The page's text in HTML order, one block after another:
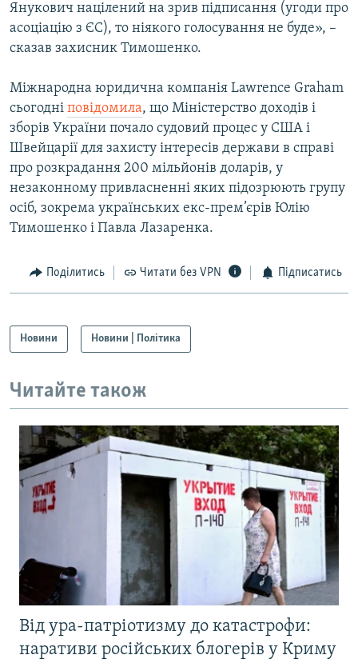
Янукович націлений на зрив підписання (угоди про
асоціацію з ЄС), то ніякого голосування не буде», –
сказав захисник Тимошенко.
Міжнародна юридична компанія Lawrence Graham
сьогодні повідомила, що Міністерство доходів і
зборів України почало судовий процес у США і
Швейцарії для захисту інтересів держави в справі
про розкрадання 200 мільйонів доларів, у
незаконному привласненні яких підозрюють групу
осіб, зокрема українських екс-прем’єрів Юлію
Тимошенко і Павла Лазаренка.
Поділитись Читати без VPN Підписатись
Новини Новини | Політика
Читайте також
Від ура-патріотизму до катастрофи:
наративи російських блогерів у Криму